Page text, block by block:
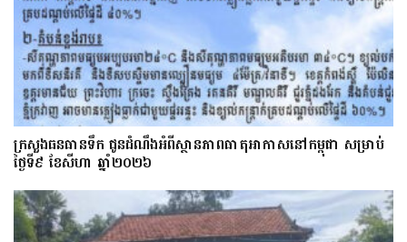
ក្រសួងធនធានទឹក ជូនដំណឹងអំពីស្ថានភាពធាតុអាកាសនៅកម្ពុជា សម្រាប់
ថ្ងៃទី៩ ខែសីហា ឆ្នាំ២០២៦